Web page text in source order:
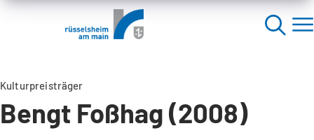
Kulturpreisträger
Bengt Foßhag (2008)